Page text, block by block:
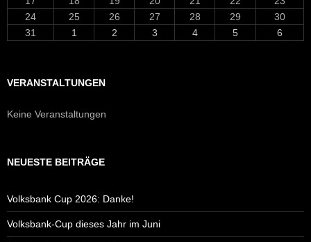
24
25 26 27 28 29
30
31
1 2 3 4 5 6
VERANSTALTUNGEN
Keine Veranstaltungen
NEUESTE BEITRÄGE
Volksbank Cup 2026: Danke!
Volksbank-Cup dieses Jahr im Juni